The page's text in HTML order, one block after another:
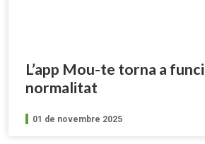
L’app Mou-te torna a
normalitat
01 de novembre 2025